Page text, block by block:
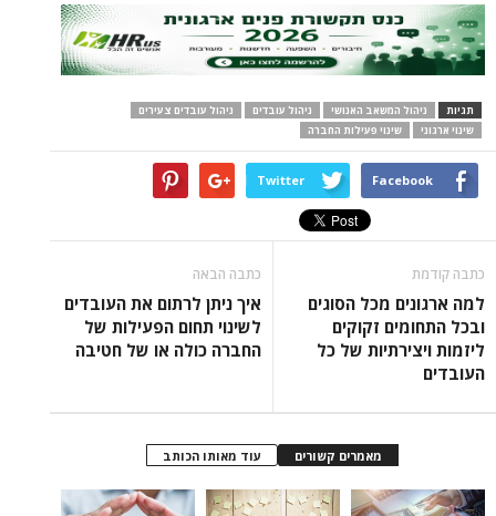
תגיות ניהול המשאב האנושי ניהול עובדים
ניהול עובדים צעירים
שינוי ארגוני
שינוי פעילות החברה
Facebook
Twitter
כתבה קודמת
למה ארגונים מכל הסוגים
ובכל התחומים זקוקים
ליזמות ויצירתיות של כל
העובדים
כתבה הבאה
איך ניתן לרתום את העובדים
לשינוי תחום הפעילות של
החברה כולה או של חטיבה
מאמרים קשורים עוד מאותו הכותב